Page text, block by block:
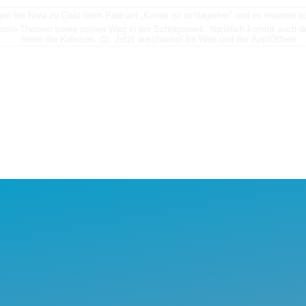
bei Nora zu Gast beim Podcast „Keiner ist schlagerfrei“ und es erwartet
Themen sowie seinen Weg in der Schlagerwelt. Natürlich kommt auch